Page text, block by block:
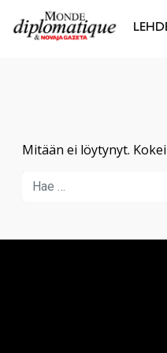
Mitään ei löytynyt.